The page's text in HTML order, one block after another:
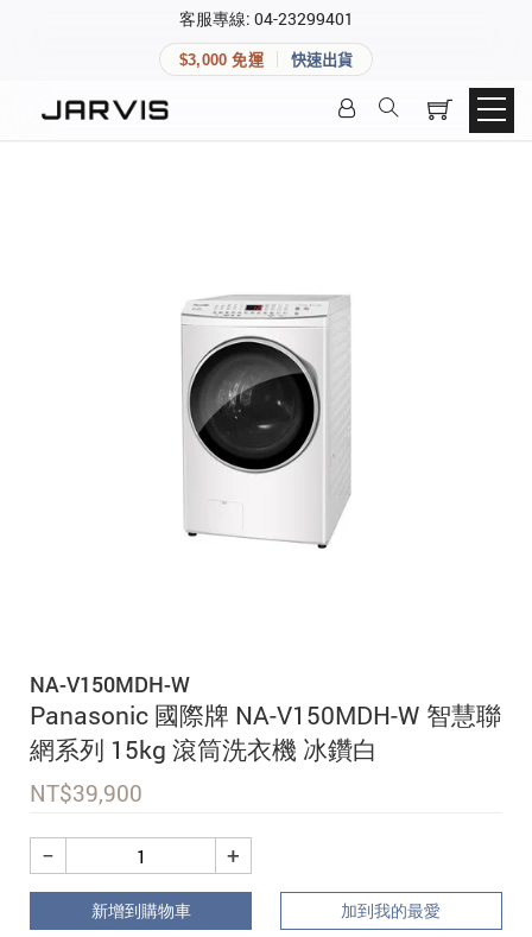
客服專線: 04-23299401
$3,000 免運 快速出貨
NA-V150MDH-W
Panasonic 國際牌 NA-V150MDH-W 智慧聯
網系列 15kg 滾筒洗衣機 冰鑽白
NT$39,900
+
−
新增到購物車 加到我的最愛
快速連結
登入後可查看訂單、會員資料與收藏清單。
登入會員
建立新帳號
加入 JARVIS VIP